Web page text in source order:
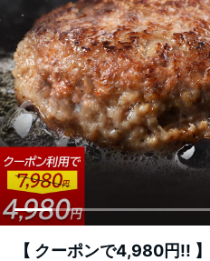
【 クーポンで4,980円!!